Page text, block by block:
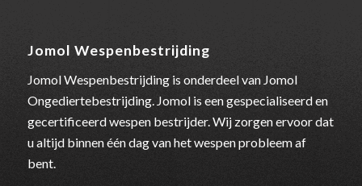
Jomol Wespenbestrijding
Jomol Wespenbestrijding is onderdeel van Jomol
Ongediertebestrijding. Jomol is een gespecialiseerd en
gecertificeerd wespen bestrijder. Wij zorgen ervoor dat
u altijd binnen één dag van het wespen probleem af
bent.